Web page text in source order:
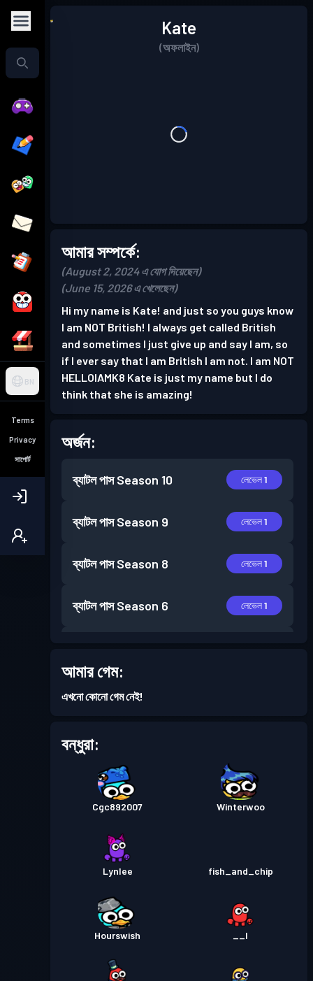
BN
Terms
Privacy
সাপোর্ট
Kate
(অফলাইন)
আমার সম্পর্কে:
(August 2, 2024 এ যোগ দিয়েছেন)
(June 15, 2026 এ খেলেছেন)
Hi my name is Kate! and just so you guys know
I am NOT British! I always get called British
and sometimes I just give up and say I am, so
if I ever say that I am British I am not. I am NOT
HELLOIAMK8 Kate is just my name but I do
think that she is amazing!
অর্জন:
ব্যাটল পাস Season 10 লেভেল 1
ব্যাটল পাস Season 9 লেভেল 1
ব্যাটল পাস Season 8 লেভেল 1
ব্যাটল পাস Season 6 লেভেল 1
ব্যাটল পাস Season 4
ব্যাটল পাসSeason 2 লেভেল 3
ব্যাটল পাসSeason 1
আমার গেম:
এখনো কোনো গেম নেই!
বন্ধুরা:
Cgc892007 Winterwoo
Lynlee fish_and_chip
Hourswish __I